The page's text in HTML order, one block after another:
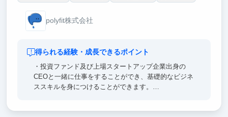
polyfit株式会社
得られる経験・成長できるポイント
・投資ファンド及び上場スタートアップ企業出身の
CEOと一緒に仕事をすることができ、基礎的なビジネ
ススキルを身につけることができます。